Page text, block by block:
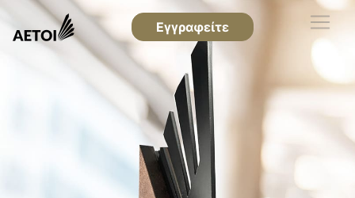
Εγγραφείτε